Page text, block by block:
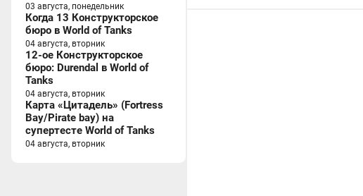
03 августа, понедельник
Когда 13 Конструкторское
бюро в World of Tanks
04 августа, вторник
12-ое Конструкторское
бюро: Durendal в World of
Tanks
04 августа, вторник
Карта «Цитадель» (Fortress
Bay/Pirate bay) на
супертесте World of Tanks
04 августа, вторник